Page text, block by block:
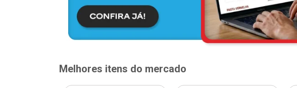
Melhores itens do mercado